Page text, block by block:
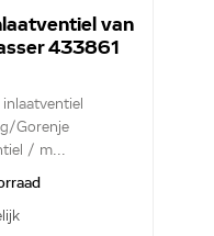
van
433861
Gorenje
/ m...